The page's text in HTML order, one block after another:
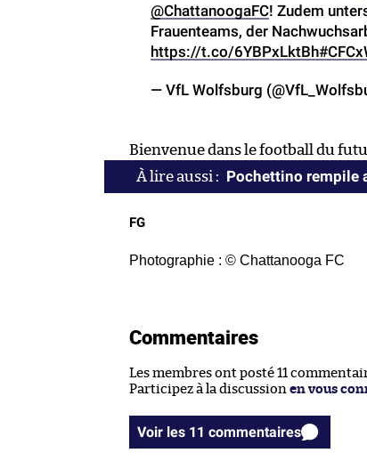
@ChattanoogaFC! Zudem
Frauenteams, der
https://t.co/6YBPxLktBh
— VfL Wolfsburg
Bienvenue dans le football du
Pochettino rempile
FG
Photographie : © Chattanooga FC
Commentaires
Les membres ont posté 11
Participez à la discussion en vous
Voir les 11 commentaires